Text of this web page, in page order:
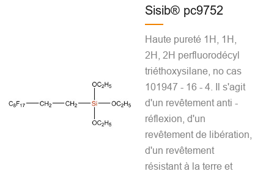
Sisib® pc9752
Haute pureté 1H, 1H,
2H, 2H perfluorodécyl
triéthoxysilane, no cas
101947 - 16 - 4. Il s'agit
d'un revêtement anti -
réflexion, d'un
revêtement de libération,
d'un revêtement
résistant à la terre et